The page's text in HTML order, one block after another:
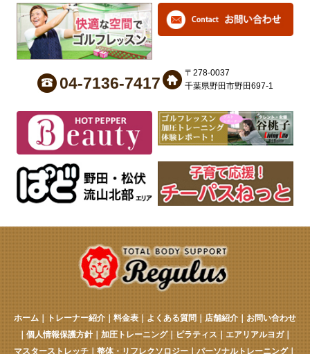
04-7136-7417
〒278-0037
千葉県野田市野田697-1
ホーム トレーナー紹介 料金表 よくある質問 店舗紹介
お問い合わせ
個人情報保護方針｜ 加圧トレーニング｜ ピラティス エアリアルヨガ｜
マスターストレッチ
整体・リフレクソロジー パーソナルトレーニング｜